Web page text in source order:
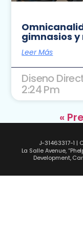
gimnasios
Leer Más
Diseno
2:24 Pm
«
J-31463317-1 |
La Salle Avenue,
Development,